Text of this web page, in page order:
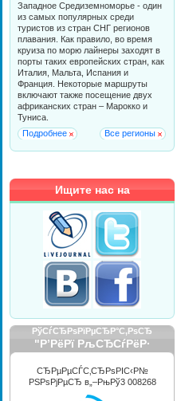
Западное Средиземноморье - один
из самых популярных среди
туристов из стран СНГ регионов
плавания. Как правило, во время
круиза по морю лайнеры заходят в
порты таких европейских стран, как
Италия, Мальта, Испания и
Франция. Некоторые маршруты
включают также посещение двух
африканских стран – Марокко и
Туниса.
Подробнее
Все регионы
Ищите нас на
СЂРµРµСЃС‚СЂРѕРІС‹Р№
РЅРѕРјРµСЂ в„–РњРў3 008268
РўСѓСЂРѕРїРµСЂР°С‚РѕСЂ
"Р’РёРї РљСЂСѓРёР·